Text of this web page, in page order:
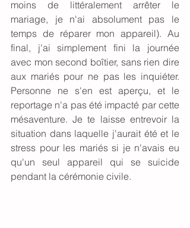
moins de littéralement arrêter le
mariage, je n'ai absolument pas le
temps de réparer mon appareil). Au
final, j'ai simplement fini la journée
avec mon second boîtier, sans rien dire
aux mariés pour ne pas les inquiéter.
Personne ne s'en est aperçu, et le
reportage n'a pas été impacté par cette
mésaventure. Je te laisse entrevoir la
situation dans laquelle j'aurait été et le
stress pour les mariés si je n'avais eu
qu'un seul appareil qui se suicide
pendant la cérémonie civile.